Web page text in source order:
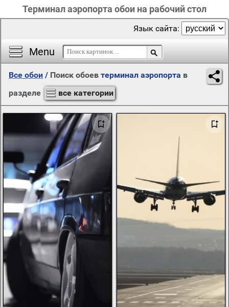
Терминал аэропорта обои на рабочий стол
Menu
Язык сайта:
Все обои / Поиск обоев терминал аэропорта в
разделе
все категории